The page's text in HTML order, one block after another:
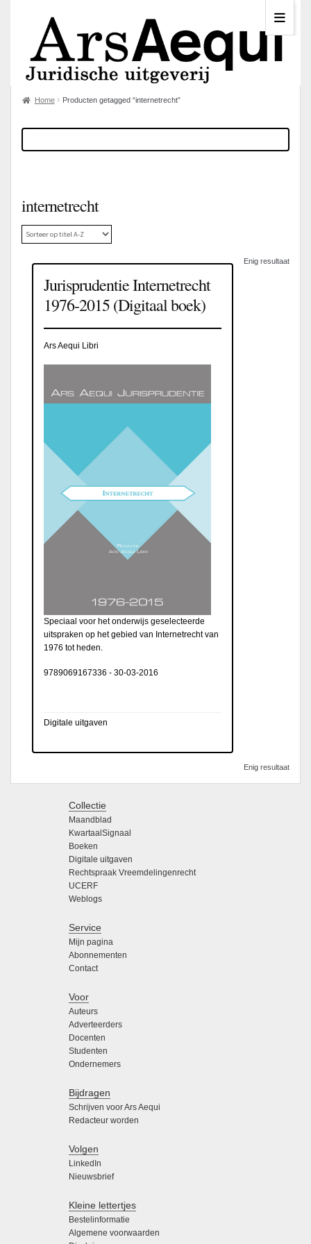
Home Producten getagged “internetrecht”
internetrecht
Enig resultaat
Jurisprudentie Internetrecht
1976-2015 (Digitaal boek)
Ars Aequi Libri
Speciaal voor het onderwijs geselecteerde
uitspraken op het gebied van Internetrecht van
1976 tot heden.
9789069167336 - 30-03-2016
Digitale uitgaven
Enig resultaat
Collectie
Maandblad
KwartaalSignaal
Boeken
Digitale uitgaven
Rechtspraak Vreemdelingenrecht
UCERF
Weblogs
Service
Mijn pagina
Abonnementen
Contact
Voor
Auteurs
Adverteerders
Docenten
Studenten
Ondernemers
Bijdragen
Schrijven voor Ars Aequi
Redacteur worden
Volgen
LinkedIn
Nieuwsbrief
Kleine lettertjes
Bestelinformatie
Algemene voorwaarden